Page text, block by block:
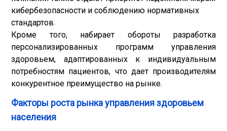
кибербезопасности и соблюдению нормативных
стандартов.
Кроме того, набирает обороты разработка
персонализированных программ управления
здоровьем, адаптированных к индивидуальным
потребностям пациентов, что дает производителям
конкурентное преимущество на рынке.
Факторы роста рынка управления здоровьем
населения